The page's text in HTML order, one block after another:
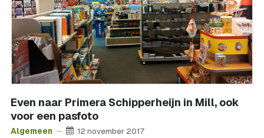
Even naar Primera Schipperheijn in Mill, ook
voor een pasfoto
Algemeen 12 november 2017